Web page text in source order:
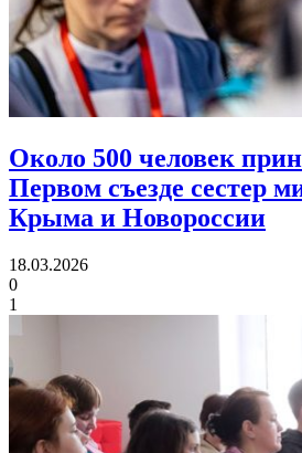
Около 500 человек
Первом съезде сестер
Крыма и Новороссии
18.03.2026
0
1